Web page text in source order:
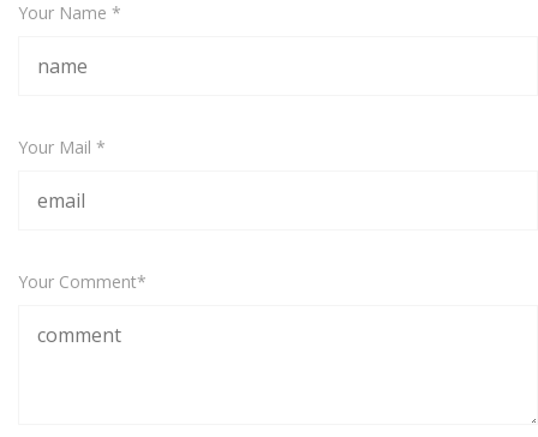
Your Name *
Your Mail *
Your Comment*